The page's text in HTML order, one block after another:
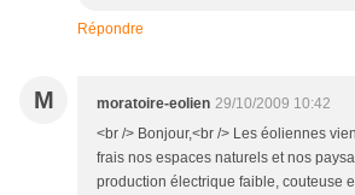
Répondre
M moratoire-eolien 29/10/2009 10:42
<br /> Bonjour,<br /> Les éoliennes
frais nos espaces naturels et nos
production électrique faible, couteuse